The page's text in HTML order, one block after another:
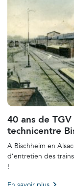
40 ans de
technicentre
A Bischheim en
d’entretien des
!